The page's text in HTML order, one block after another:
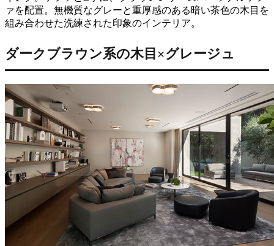
ァを配置。無機質なグレーと重厚感のある暗い茶色の木目を
組み合わせた洗練された印象のインテリア。
ダークブラウン系の木目×グレージュ